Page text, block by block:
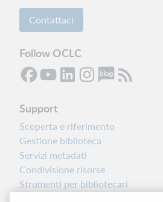
Contattaci
Follow OCLC
Support
Scoperta e riferimento
Gestione biblioteca
Servizi metadati
Condivisione risorse
Strumenti per bibliotecari